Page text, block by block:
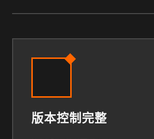
版本控制完整